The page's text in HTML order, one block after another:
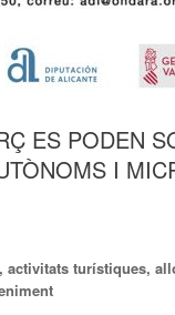
ES PODEN
I
turístiques,